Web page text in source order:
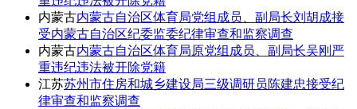
内蒙古内蒙古自治区体育局党组成员、副局长刘胡成接
受内蒙古自治区纪委监委纪律审查和监察调查
内蒙古内蒙古自治区体育局原党组成员、副局长吴刚严
重违纪违法被开除党籍
江苏苏州市住房和城乡建设局三级调研员陈建忠接受纪
律审查和监察调查